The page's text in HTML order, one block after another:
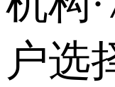
户选